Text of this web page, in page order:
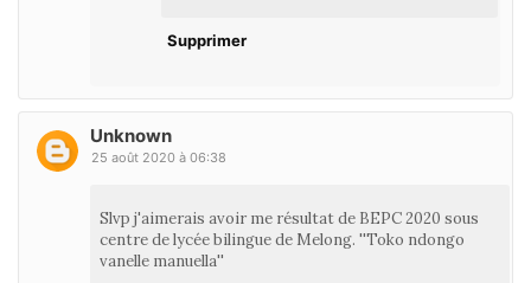
Supprimer
Unknown
25 août 2020 à 06:38
Slvp j'aimerais avoir me résultat de BEPC 2020 sous
centre de lycée bilingue de Melong. ''Toko ndongo
vanelle manuella''